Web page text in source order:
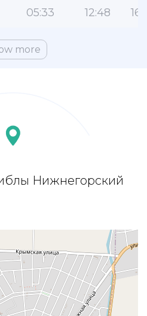
05:33 12:48
more
Нижнегорский